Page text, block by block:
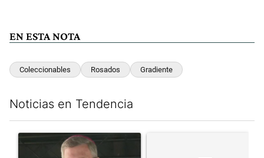
EN ESTA NOTA
Coleccionables Rosados Gradiente
Noticias en Tendencia
Un artículo de tendencia con el título "García Cuerva